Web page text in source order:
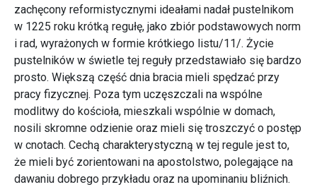
zachęcony reformistycznymi ideałami nadał pustelnikom
w 1225 roku krótką regułę, jako zbiór podstawowych norm
i rad, wyrażonych w formie krótkiego listu/11/. Życie
pustelników w świetle tej reguły przedstawiało się bardzo
prosto. Większą część dnia bracia mieli spędzać przy
pracy fizycznej. Poza tym uczęszczali na wspólne
modlitwy do kościoła, mieszkali wspólnie w domach,
nosili skromne odzienie oraz mieli się troszczyć o postęp
w cnotach. Cechą charakterystyczną w tej regule jest to,
że mieli być zorientowani na apostolstwo, polegające na
dawaniu dobrego przykładu oraz na upominaniu bliźnich.